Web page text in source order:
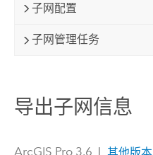
子网配置
子网管理任务
导出子网信息
ArcGIS Pro 3.6 | 其他版本